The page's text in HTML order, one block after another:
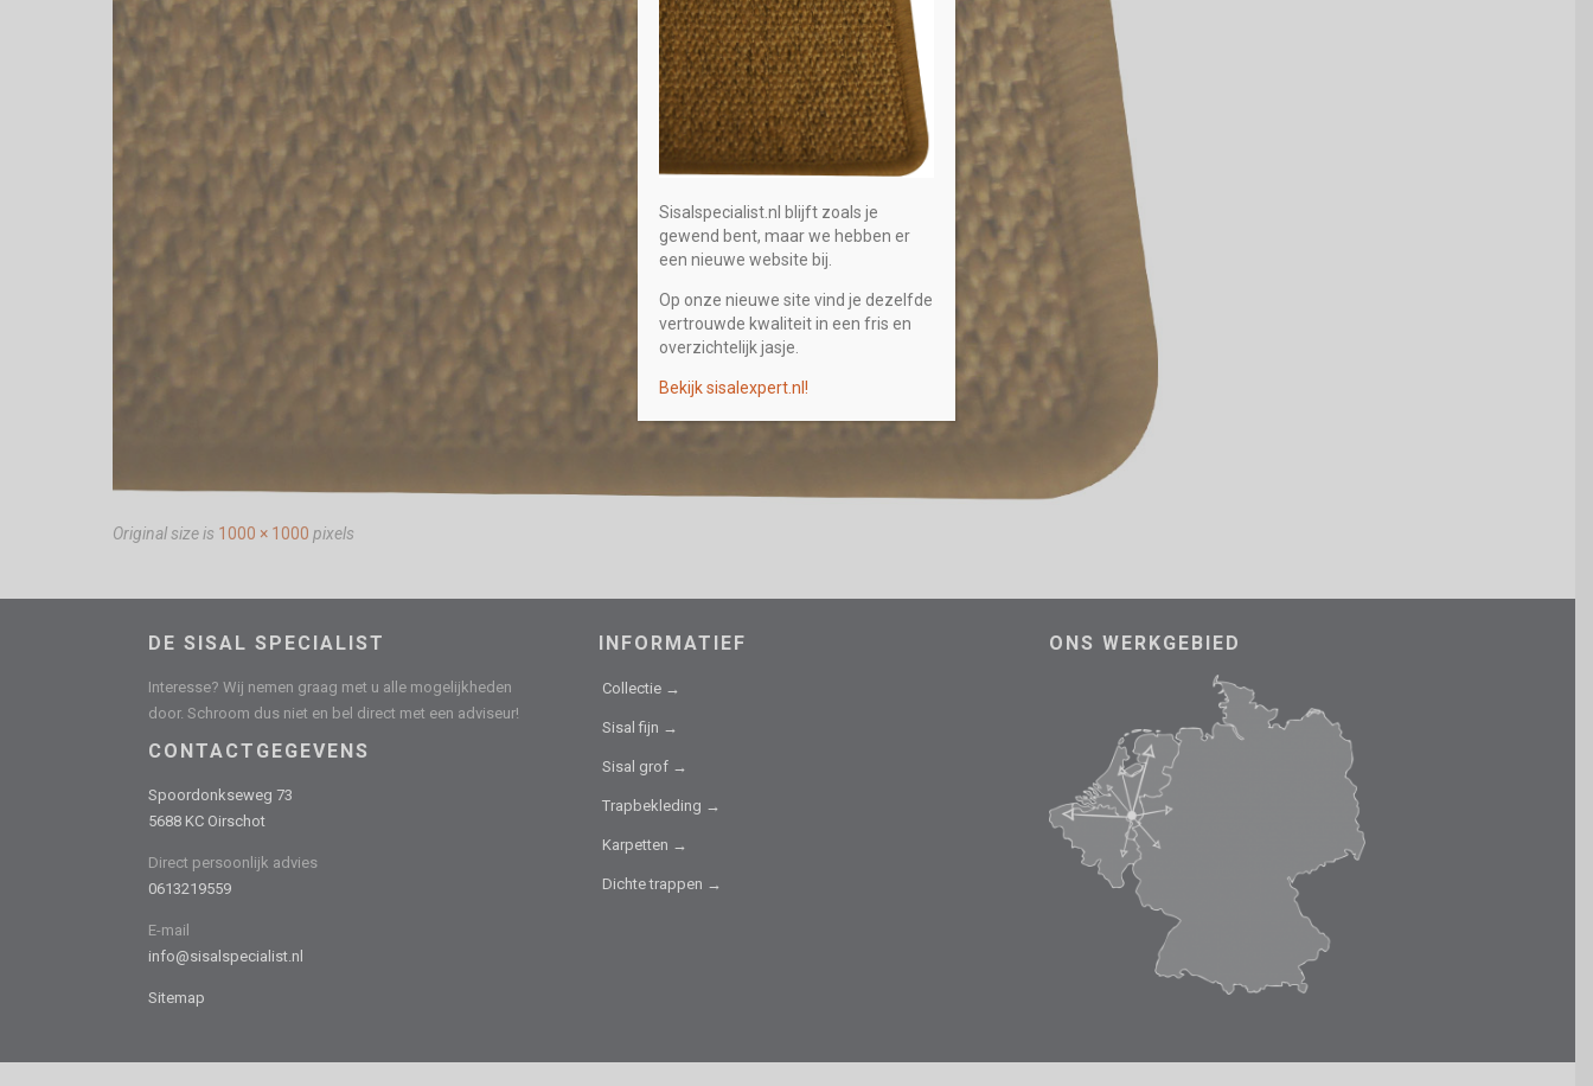
Original size is 1000 × 1000 pixels
DE SISAL SPECIALIST
Interesse? Wij nemen graag met u alle mogelijkheden
door. Schroom dus niet en bel direct met een adviseur!
CONTACTGEGEVENS
Spoordonkseweg 73
5688 KC Oirschot
Direct persoonlijk advies
0613219559
E-mail
info@sisalspecialist.nl
Sitemap
INFORMATIEF
Collectie →
Sisal fijn →
Sisal grof →
Trapbekleding →
Karpetten →
Dichte trappen →
ONS WERKGEBIED
Sisalspecialist.nl blijft zoals je
gewend bent, maar we hebben er
een nieuwe website bij.
Op onze nieuwe site vind je dezelfde
vertrouwde kwaliteit in een fris en
overzichtelijk jasje.
Bekijk sisalexpert.nl!